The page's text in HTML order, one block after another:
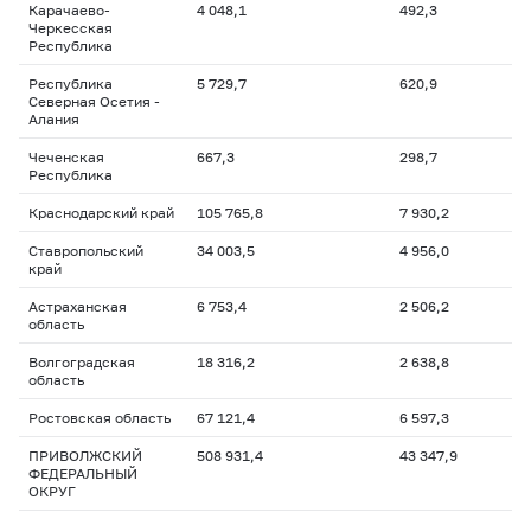
Карачаево-
Черкесская
Республика
4 048,1 492,3
Республика
Северная Осетия -
Алания
5 729,7 620,9
Чеченская
Республика
667,3 298,7
Краснодарский край 105 765,8 7 930,2
Ставропольский
край
34 003,5 4 956,0
Астраханская
область
6 753,4 2 506,2
Волгоградская
область
18 316,2 2 638,8
Ростовская область 67 121,4 6 597,3
ПРИВОЛЖСКИЙ
ФЕДЕРАЛЬНЫЙ
ОКРУГ
508 931,4 43 347,9